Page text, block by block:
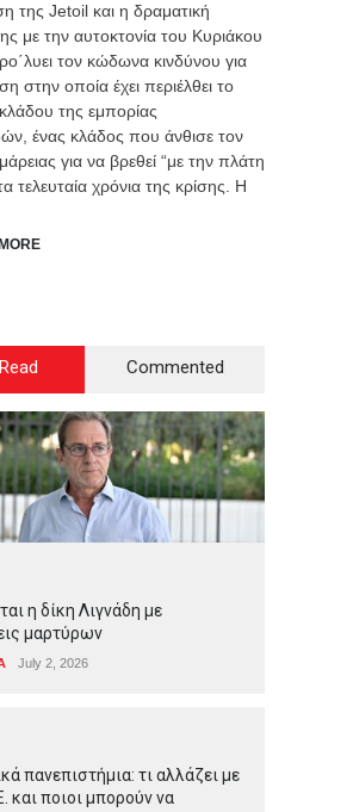
της Jetoil και η δραματική
με την αυτοκτονία του Κυριάκου
τον κώδωνα κινδύνου για
στην οποία έχει περιέλθει το
της εμπορίας
ένας κλάδος που άνθισε τον
για να βρεθεί “με την πλάτη
τελευταία χρόνια της κρίσης. Η
Commented
η δίκη Λιγνάδη με
μαρτύρων
July 2, 2026
πανεπιστήμια: τι αλλάζει με
και ποιοι μπορούν να